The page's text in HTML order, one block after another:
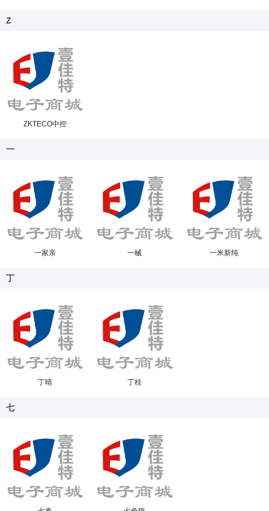
Z
ZKTECO中控
一
一家亲 一械 一米新纯
丁
丁晴 丁桂
七